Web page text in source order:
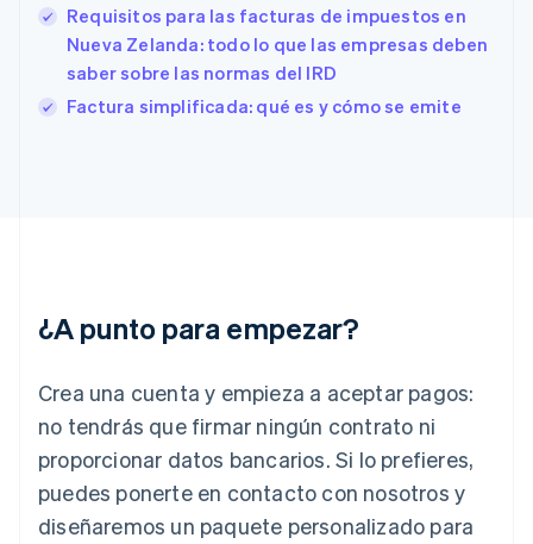
Requisitos para las facturas de impuestos en
Nueva Zelanda: todo lo que las empresas deben
saber sobre las normas del IRD
Factura simplificada: qué es y cómo se emite
¿A punto para empezar?
Crea una cuenta y empieza a aceptar pagos:
no tendrás que firmar ningún contrato ni
proporcionar datos bancarios. Si lo prefieres,
puedes ponerte en contacto con nosotros y
diseñaremos un paquete personalizado para
Estonia
English
Finlandia
EnglishSvenska
Francia
English
Irlanda
Italia
ItalianoEnglish
Japón
日本語
Letonia
English